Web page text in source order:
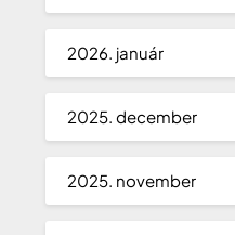
2026. január
2025. december
2025. november